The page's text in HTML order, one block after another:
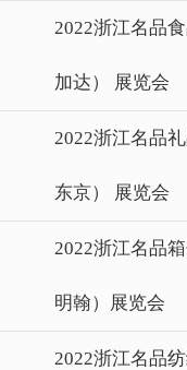
2022浙江名品
加达） 展览会
2022浙江名品
东京） 展览会
2022浙江名品
明翰）展览会
2022浙江名品